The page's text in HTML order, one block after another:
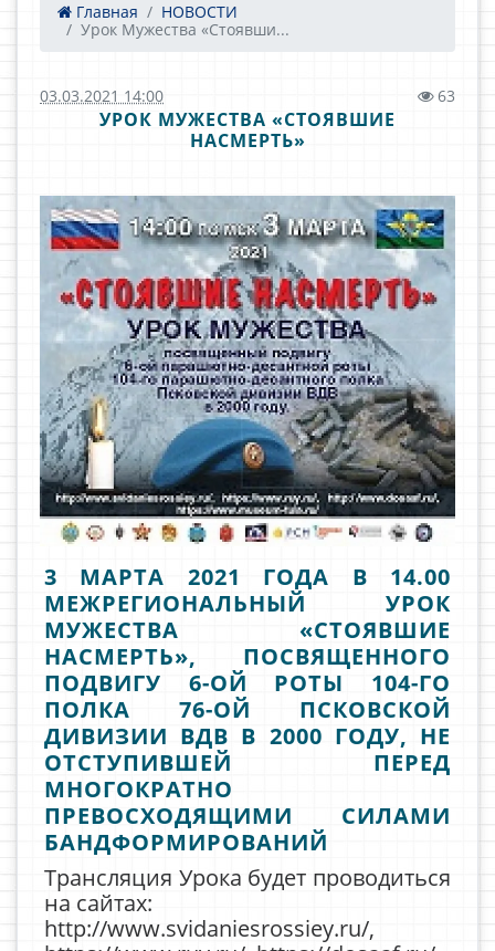
Главная
НОВОСТИ
Урок Мужества «Стоявши...
03.03.2021 14:00 63
УРОК МУЖЕСТВА «СТОЯВШИЕ
НАСМЕРТЬ»
3 МАРТА 2021 ГОДА В 14.00
МЕЖРЕГИОНАЛЬНЫЙ УРОК
МУЖЕСТВА «СТОЯВШИЕ
НАСМЕРТЬ», ПОСВЯЩЕННОГО
ПОДВИГУ 6-ОЙ РОТЫ 104-ГО
ПОЛКА 76-ОЙ ПСКОВСКОЙ
ДИВИЗИИ ВДВ В 2000 ГОДУ, НЕ
ОТСТУПИВШЕЙ ПЕРЕД
МНОГОКРАТНО
ПРЕВОСХОДЯЩИМИ СИЛАМИ
БАНДФОРМИРОВАНИЙ
Трансляция Урока будет проводиться
на сайтах:
http://www.svidaniesrossiey.ru/,